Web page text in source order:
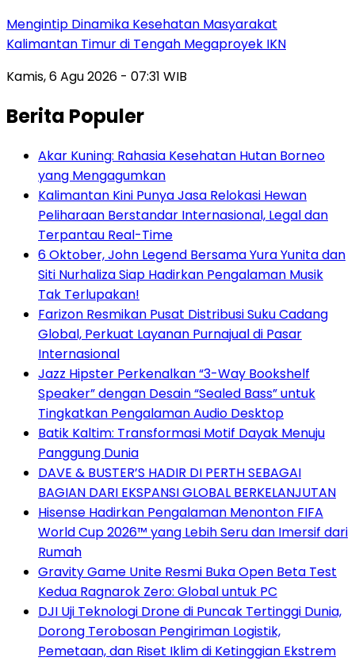
Mengintip Dinamika Kesehatan Masyarakat
Kalimantan Timur di Tengah Megaproyek IKN
Kamis, 6 Agu 2026 - 07:31 WIB
Berita Populer
Akar Kuning: Rahasia Kesehatan Hutan Borneo
yang Mengagumkan
Kalimantan Kini Punya Jasa Relokasi Hewan
Peliharaan Berstandar Internasional, Legal dan
Terpantau Real-Time
6 Oktober, John Legend Bersama Yura Yunita dan
Siti Nurhaliza Siap Hadirkan Pengalaman Musik
Tak Terlupakan!
Farizon Resmikan Pusat Distribusi Suku Cadang
Global, Perkuat Layanan Purnajual di Pasar
Internasional
Jazz Hipster Perkenalkan “3-Way Bookshelf
Speaker” dengan Desain “Sealed Bass” untuk
Tingkatkan Pengalaman Audio Desktop
Batik Kaltim: Transformasi Motif Dayak Menuju
Panggung Dunia
DAVE & BUSTER’S HADIR DI PERTH SEBAGAI
BAGIAN DARI EKSPANSI GLOBAL BERKELANJUTAN
Hisense Hadirkan Pengalaman Menonton FIFA
World Cup 2026™ yang Lebih Seru dan Imersif dari
Rumah
Gravity Game Unite Resmi Buka Open Beta Test
Kedua Ragnarok Zero: Global untuk PC
DJI Uji Teknologi Drone di Puncak Tertinggi Dunia,
Dorong Terobosan Pengiriman Logistik,
Pemetaan, dan Riset Iklim di Ketinggian Ekstrem